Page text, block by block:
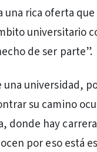
una rica oferta
universitario
de ser parte”.
una universidad,
su camino
donde hay
por eso está